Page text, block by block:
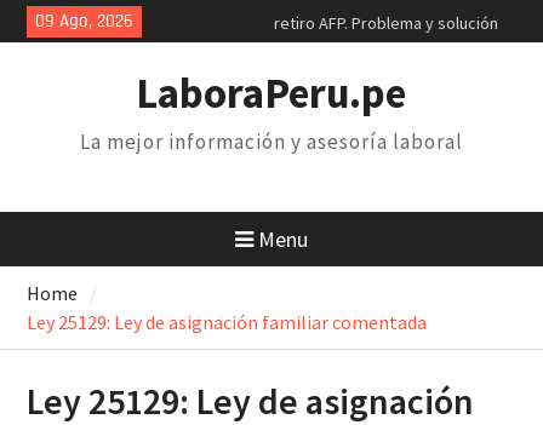
Skip
to
09 Ago, 2026
Poder Judicial: sindicatos de
trabajadores anuncian paro y
Retiro 25% AFP: el descuento
inconstitucional de 2 mil soles y
la necesidad de derogarlo
LaboraPeru.pe
La mejor información y asesoría laboral
Menu
Home
Ley 25129: Ley de asignación familiar comentada
Ley 25129: Ley de asignación